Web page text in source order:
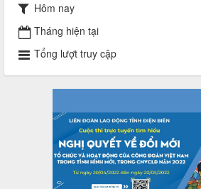
2930/TLĐ-TC
Công văn số 2930/TLĐ-TC, ngày 31/12/
LĐLĐ Việt Nam về việc quy định tỷ lệ
KPCĐ 2% qua tài khoản Công đoàn
Công đoàn năm 2025
Thời gian đăng: 06/01/2025
lượt xem: 1067 | lượt tải:438
47-TTCĐ/BTGTU
Thông tin chuyên đề: Một số nôi dung
máy của hệ thống chính trị tinh gọn,
Thời gian đăng: 25/12/2024
lượt xem: 1226 | lượt tải:339
Hôm nay
Tháng hiện tại
Tổng lượt truy cập